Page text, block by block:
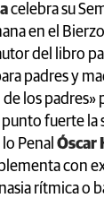
celebra su
en el
del libro
padres y
los padres»
fuerte la
Penal Óscar
con
rítmica o